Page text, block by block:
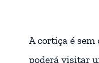
A cortiça é sem
poderá visitar